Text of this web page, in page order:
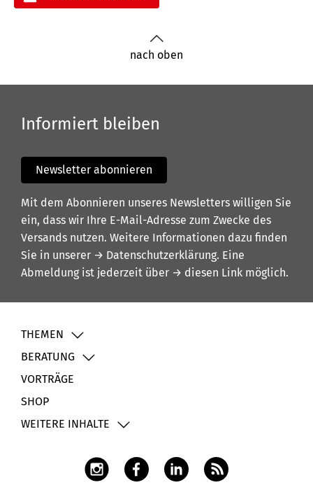
nach oben
Informiert bleiben
Newsletter abonnieren
Mit dem Abonnieren unseres Newsletters willigen Sie
ein, dass wir Ihre E-Mail-Adresse zum Zwecke des
Versands nutzen. Weitere Informationen dazu finden
Sie in unserer → Datenschutzerklärung. Eine
Abmeldung ist jederzeit über → diesen Link möglich.
THEMEN
BERATUNG
VORTRÄGE
SHOP
WEITERE INHALTE